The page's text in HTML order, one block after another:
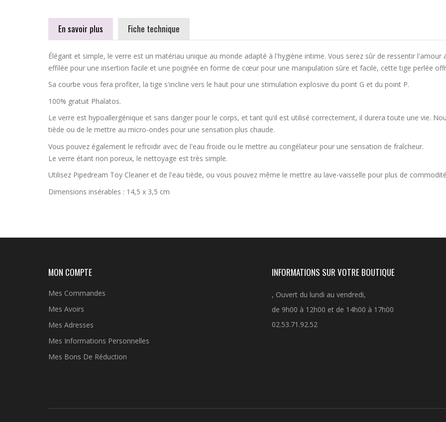
En savoir plus Fiche technique
Élégant et simple, le verre est un matériau unique au monde adapté à l'hygiène intime. Vous serez sûr de ressentir l'amour
effilée pour une insertion facile et une poignée en forme de cœur pour une manipulation sûre et facile, cette tige perlée
Sa courbe vous fera profiter, la tige s'incline vers le haut pour une stimulation explosive du point G et du point P.
100% gratuit Phalatos.
Le verre est hypoallergénique et sans danger pour le corps, et tant qu'il est utilisé correctement, il durera toute une vie.
tiède ou de le mettre au micro-ondes pour une sensation plus chaude.
Vous pouvez également le refroidir avec de l'eau froide ou le mettre au congélateur pour une sensation de fraîcheur.
Le verre étant non poreux, le nettoyage est très simple.
Utilisez Pipedream Toy Cleaner et de l'eau tiède, ou vous pouvez même le mettre au lave-vaisselle pour plus de
Dimensions insérables : 14,5 x 3,5 cm
MON COMPTE
Mes Commandes
Mes Avoirs
Mes Adresses
Mes Informations Personnelles
Mes Bons De Réduction
INFORMATIONS SUR VOTRE BOUTIQUE
, Ouvert du lundi au vendredi,
de 9h00 à 12h00 et de 14h00 à 17h00
02.53.71.92.52